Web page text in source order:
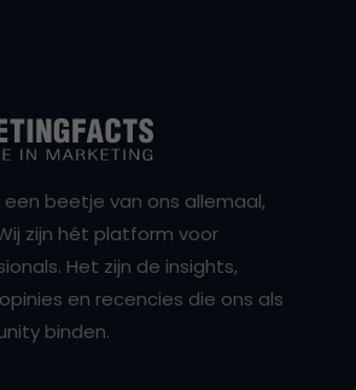
beetje van ons allemaal,
zijn hét platform voor
Het zijn de insights,
en recencies die ons als
binden.